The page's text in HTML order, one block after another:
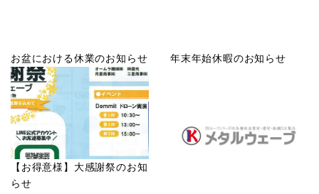
お盆における休業のお知らせ 年末年始休暇のお知らせ
【お得意様】大感謝祭のお知
らせ